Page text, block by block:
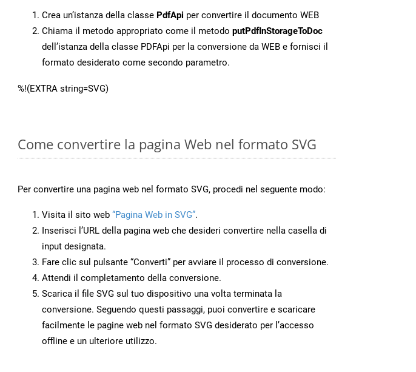
Crea un’istanza della classe PdfApi per convertire il documento WEB
Chiama il metodo appropriato come il metodo putPdfInStorageToDoc
dell’istanza della classe PDFApi per la conversione da WEB e fornisci il
formato desiderato come secondo parametro.
%!(EXTRA string=SVG)
Come convertire la pagina Web nel formato SVG
Per convertire una pagina web nel formato SVG, procedi nel seguente modo:
Visita il sito web “Pagina Web in SVG”.
Inserisci l’URL della pagina web che desideri convertire nella casella di
input designata.
Fare clic sul pulsante “Converti” per avviare il processo di conversione.
Attendi il completamento della conversione.
Scarica il file SVG sul tuo dispositivo una volta terminata la
conversione. Seguendo questi passaggi, puoi convertire e scaricare
facilmente le pagine web nel formato SVG desiderato per l’accesso
offline e un ulteriore utilizzo.